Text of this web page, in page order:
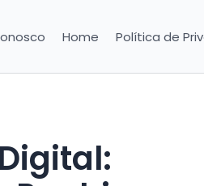
Home Política de